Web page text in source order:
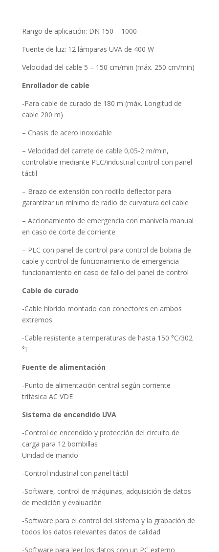
Rango de aplicación: DN 150 – 1000
Fuente de luz: 12 lámparas UVA de 400 W
Velocidad del cable 5 – 150 cm/min (máx. 250 cm/min)
Enrollador de cable
-Para cable de curado de 180 m (máx. Longitud de
cable 200 m)
– Chasis de acero inoxidable
– Velocidad del carrete de cable 0,05-2 m/min,
controlable mediante PLC/industrial control con panel
táctil
– Brazo de extensión con rodillo deflector para
garantizar un mínimo de radio de curvatura del cable
– Accionamiento de emergencia con manivela manual
en caso de corte de corriente
– PLC con panel de control para control de bobina de
cable y control de funcionamiento de emergencia
funcionamiento en caso de fallo del panel de control
Cable de curado
-Cable híbrido montado con conectores en ambos
extremos
-Cable resistente a temperaturas de hasta 150 °C/302
°F
Fuente de alimentación
-Punto de alimentación central según corriente
trifásica AC VDE
Sistema de encendido UVA
-Control de encendido y protección del circuito de
carga para 12 bombillas
Unidad de mando
-Control industrial con panel táctil
-Software, control de máquinas, adquisición de datos
de medición y evaluación
-Software para el control del sistema y la grabación de
todos los datos relevantes datos de calidad
-Software para leer los datos con un PC externo